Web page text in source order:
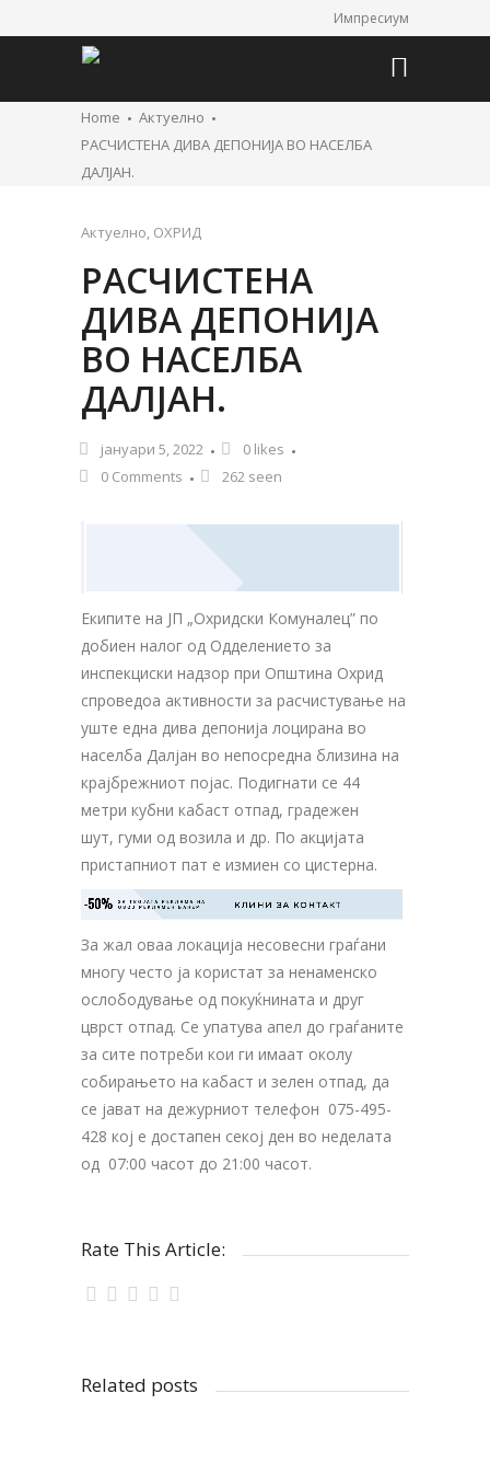
Импресиум
Home
Актуелно
РАСЧИСТЕНА ДИВА ДЕПОНИЈА ВО НАСЕЛБА
ДАЛЈАН.
Актуелно, ОХРИД
РАСЧИСТЕНА
ДИВА ДЕПОНИЈА
ВО НАСЕЛБА
ДАЛЈАН.
јануари 5, 2022 0 likes
0 Comments
262 seen
Екипите на ЈП „Охридски Комуналец” по
добиен налог од Одделението за
инспекциски надзор при Општина Охрид
спроведoa активности за расчистување на
уште една дива депонија лоцирана во
населба Далјан во непосредна близина на
крајбрежниот појас. Подигнати се 44
метри кубни кабаст отпад, градежен
шут, гуми од возила и др. По акцијата
пристапниот пат е измиен со цистерна.
-50% ЗА ТВОЈАТА РЕКЛАМА НА
ОВОЈ РЕКЛАМЕН БАНЕР КЛИНИ ЗА КОНТАКТ
За жал оваа локација несовесни граѓани
многу често ја користат за ненаменско
ослободување од покуќнината и друг
цврст отпад. Се упатува апел до граѓаните
за сите потреби кои ги имаат околу
собирањето на кабаст и зелен отпад, да
се јават на дежурниот телефон 075-495-
428 кој е достапен секој ден во неделата
од 07:00 часот до 21:00 часот.
Rate This Article:
Related posts